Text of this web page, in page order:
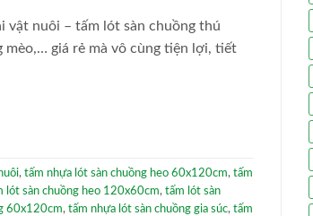
vật nuôi – tấm lót sàn chuồng thú
mèo,… giá rẻ mà vô cùng tiện lợi, tiết
, tấm nhựa lót sàn chuồng heo 60x120cm, tấm
lót sàn chuồng heo 120x60cm, tấm lót sàn
60x120cm, tấm nhựa lót sàn chuồng gia súc, tấm